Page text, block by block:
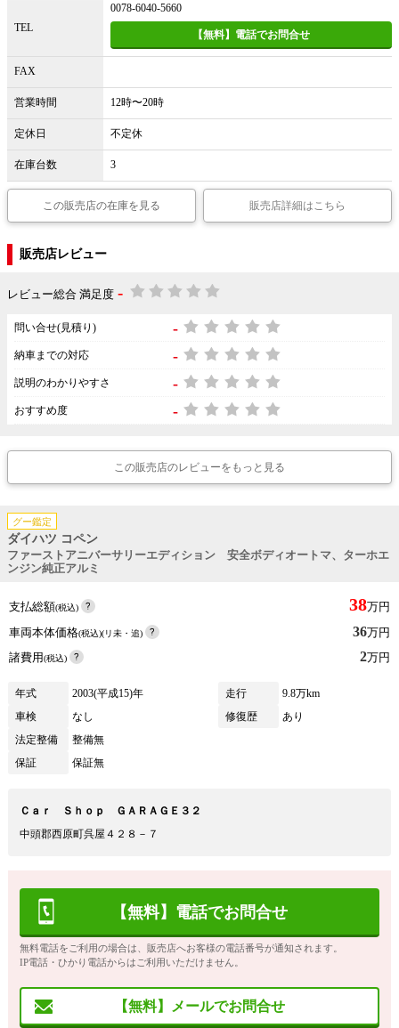
TEL
0078-6040-5660
【無料】電話でお問合せ
FAX
営業時間 12時〜20時
定休日 不定休
在庫台数 3
この販売店の在庫を見る 販売店詳細はこちら
販売店レビュー
レビュー総合 満足度 -
問い合せ(見積り) -
納車までの対応 -
説明のわかりやすさ -
おすすめ度 -
この販売店のレビューをもっと見る
グー鑑定
ダイハツ コペン
ファーストアニバーサリーエディション 安全ボディオートマ、ターホエ
ンジン純正アルミ
支払総額(税込) 38万円
車両本体価格(税込)(リ未・追) 36万円
諸費用(税込) 2万円
年式 2003(平成15)年 走行
9.8万km
車検
なし 修復歴
あり
法定整備
整備無
保証
保証無
Ｃａｒ Ｓｈｏｐ ＧＡＲＡＧＥ３２
中頭郡西原町呉屋４２８－７
【無料】電話でお問合せ
無料電話をご利用の場合は、販売店へお客様の電話番号が通知されます。
IP電話・ひかり電話からはご利用いただけません。
【無料】メールでお問合せ